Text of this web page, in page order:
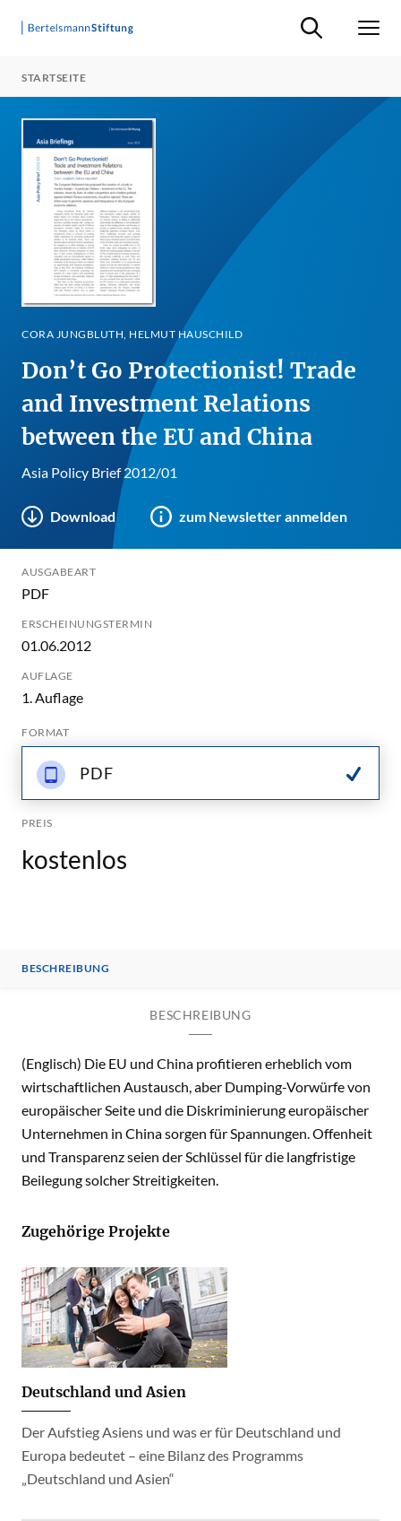
Suche ein-/
STARTSEITE
CORA JUNGBLUTH, HELMUT HAUSCHILD
Don’t Go Protectionist! Trade
and Investment Relations
between the EU and China
Asia Policy Brief 2012/01
Download zum Newsletter anmelden
AUSGABEART
PDF
ERSCHEINUNGSTERMIN
01.06.2012
AUFLAGE
1. Auflage
FORMAT
PDF
PREIS
kostenlos
BESCHREIBUNG
BESCHREIBUNG
(Englisch) Die EU und China profitieren erheblich vom
wirtschaftlichen Austausch, aber Dumping-Vorwürfe von
europäischer Seite und die Diskriminierung europäischer
Unternehmen in China sorgen für Spannungen. Offenheit
und Transparenz seien der Schlüssel für die langfristige
Beilegung solcher Streitigkeiten.
Zugehörige Projekte
Deutschland und Asien
Der Aufstieg Asiens und was er für Deutschland und
Europa bedeutet – eine Bilanz des Programms
„Deutschland und Asien“